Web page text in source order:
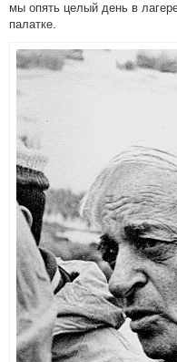
мы опять целый день в
палатке.